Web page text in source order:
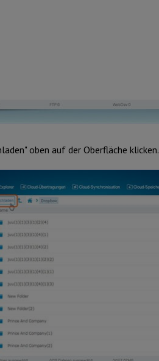
oben auf der Oberfläche klicken.